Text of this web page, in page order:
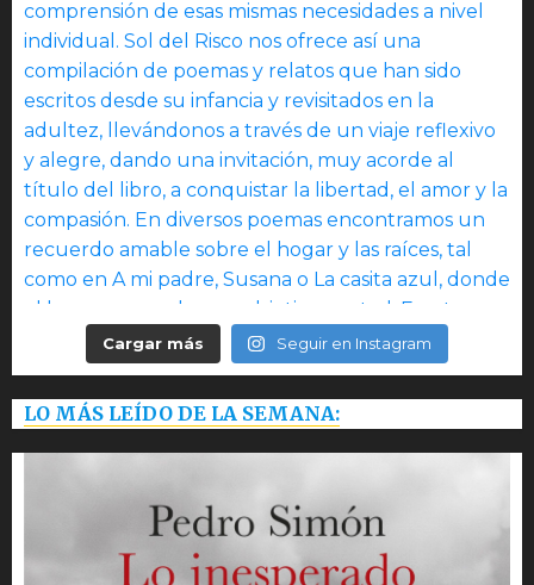
Cargar más Seguir en Instagram
LO MÁS LEÍDO DE LA SEMANA: